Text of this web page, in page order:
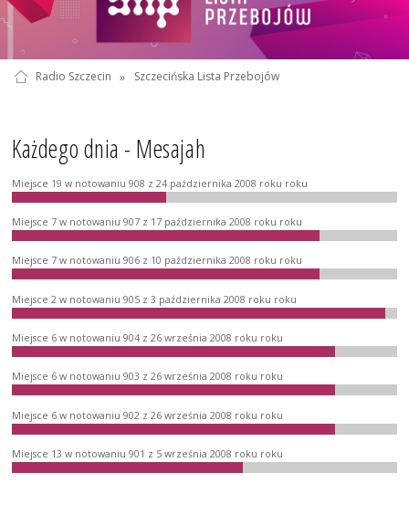
Radio Szczecin » Szczecińska Lista Przebojów
Każdego dnia - Mesajah
Miejsce 19 w notowaniu 908 z 24 października 2008 roku roku
Miejsce 7 w notowaniu 907 z 17 października 2008 roku roku
Miejsce 7 w notowaniu 906 z 10 października 2008 roku roku
Miejsce 2 w notowaniu 905 z 3 października 2008 roku roku
Miejsce 6 w notowaniu 904 z 26 września 2008 roku roku
Miejsce 6 w notowaniu 903 z 26 września 2008 roku roku
Miejsce 6 w notowaniu 902 z 26 września 2008 roku roku
Miejsce 13 w notowaniu 901 z 5 września 2008 roku roku